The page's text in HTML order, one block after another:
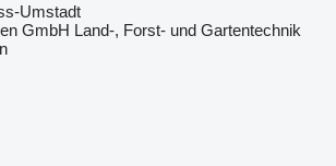
Umstadt
GmbH Land-, Forst- und Gartentechnik